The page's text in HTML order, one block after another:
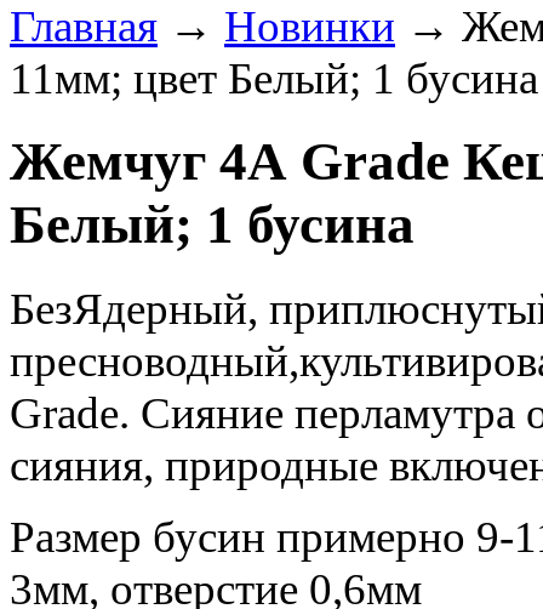
Главная → Новинки →
11мм; цвет Белый; 1 бусина
Жемчуг 4А Grade
Белый; 1 бусина
БезЯдерный,
Grade. Cияние перламутра
сияния, природные
Размер бусин примерно 9-
3мм, отверстие 0,6мм